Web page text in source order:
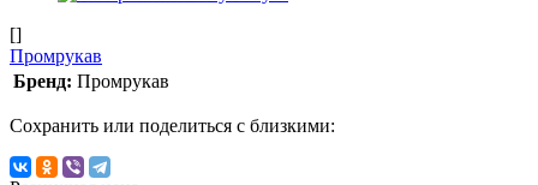
[]
Промрукав
Бренд: Промрукав
Сохранить или поделиться с близкими: